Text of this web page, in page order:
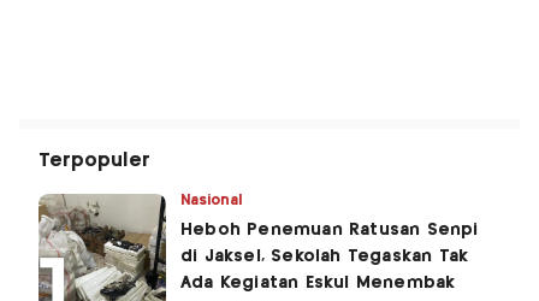
Terpopuler
Nasional
Heboh Penemuan Ratusan Senpi
di Jaksel, Sekolah Tegaskan Tak
Ada Kegiatan Eskul Menembak